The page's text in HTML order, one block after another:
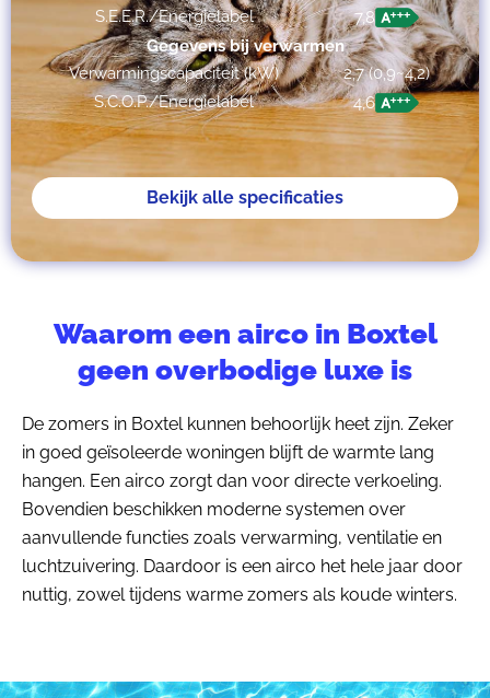
S.E.E.R./Energielabel
7,8
Gegevens bij verwarmen
Verwarmingscapaciteit (kW)
2,7 (0,9~4,2)
S.C.O.P./Energielabel
4,6
Bekijk alle specificaties
Waarom een airco in Boxtel
geen overbodige luxe is
De zomers in Boxtel kunnen behoorlijk heet zijn. Zeker
in goed geïsoleerde woningen blijft de warmte lang
hangen. Een airco zorgt dan voor directe verkoeling.
Bovendien beschikken moderne systemen over
aanvullende functies zoals verwarming, ventilatie en
luchtzuivering. Daardoor is een airco het hele jaar door
nuttig, zowel tijdens warme zomers als koude winters.